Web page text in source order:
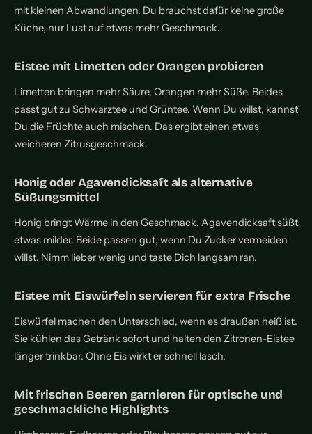
mit kleinen Abwandlungen. Du brauchst dafür keine große
Küche, nur Lust auf etwas mehr Geschmack.
Eistee mit Limetten oder Orangen probieren
Limetten bringen mehr Säure, Orangen mehr Süße. Beides
passt gut zu Schwarztee und Grüntee. Wenn Du willst, kannst
Du die Früchte auch mischen. Das ergibt einen etwas
weicheren Zitrusgeschmack.
Honig oder Agavendicksaft als alternative
Süßungsmittel
Honig bringt Wärme in den Geschmack, Agavendicksaft süßt
etwas milder. Beide passen gut, wenn Du Zucker vermeiden
willst. Nimm lieber wenig und taste Dich langsam ran.
Eistee mit Eiswürfeln servieren für extra Frische
Eiswürfel machen den Unterschied, wenn es draußen heiß ist.
Sie kühlen das Getränk sofort und halten den Zitronen-Eistee
länger trinkbar. Ohne Eis wirkt er schnell lasch.
Mit frischen Beeren garnieren für optische und
geschmackliche Highlights